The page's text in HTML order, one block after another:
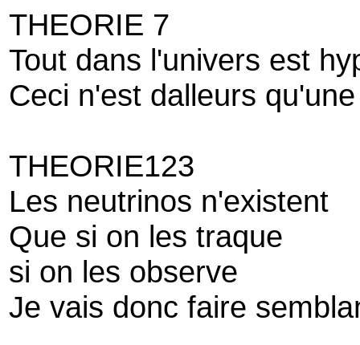
THEORIE 7
Tout dans l'univers est
Ceci n'est dalleurs
THEORIE123
Les neutrinos n'existent
Que si on les traque
si on les observe
Je vais donc faire